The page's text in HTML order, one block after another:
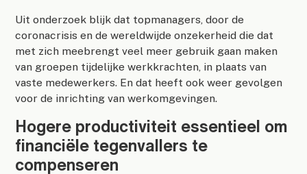
Uit onderzoek blijk dat topmanagers, door de
coronacrisis en de wereldwijde onzekerheid die dat
met zich meebrengt veel meer gebruik gaan maken
van groepen tijdelijke werkkrachten, in plaats van
vaste medewerkers. En dat heeft ook weer gevolgen
voor de inrichting van werkomgevingen.
Hogere productiviteit essentieel om
financiële tegenvallers te
compenseren